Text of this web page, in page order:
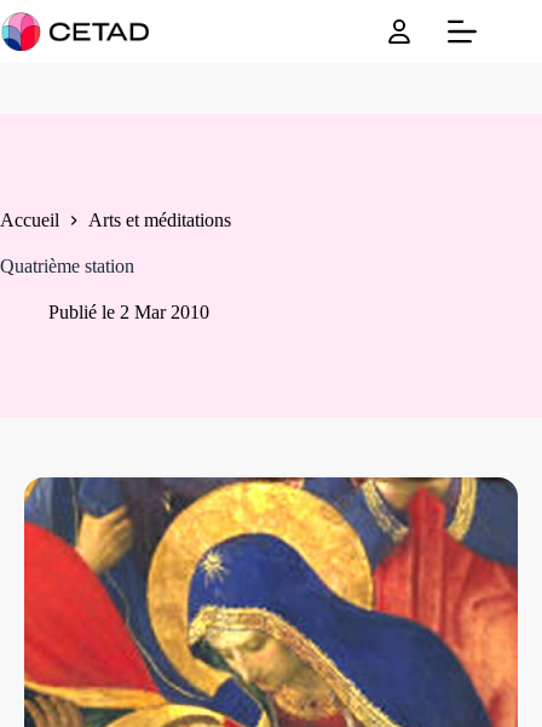
Passer
Accueil Arts et méditations
Quatrième station
Publié le 2 Mar 2010